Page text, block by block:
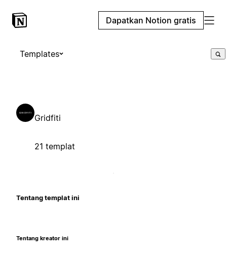
Dapatkan Notion gratis
Templates
Gridfiti
21 templat
Tentang templat ini
Tentang kreator ini